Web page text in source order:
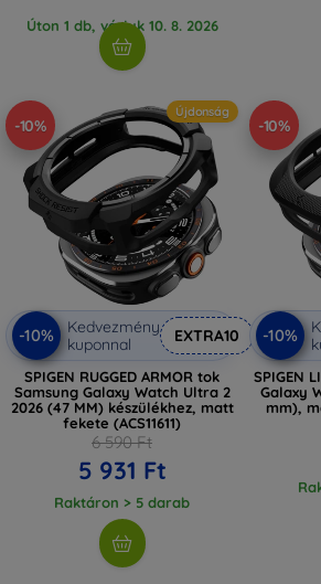
Úton 1 db, várjuk 10. 8. 2026
-10%
Újdonság
-10%
Kedvezmény
kuponnal
EXTRA10
SPIGEN RUGGED ARMOR tok
Samsung Galaxy Watch Ultra 2
2026 (47 MM) készülékhez, matt
fekete (ACS11611)
6 590 Ft
5 931 Ft
Raktáron > 5 darab
-10%
-10%
SPIGEN
Galaxy
mm),